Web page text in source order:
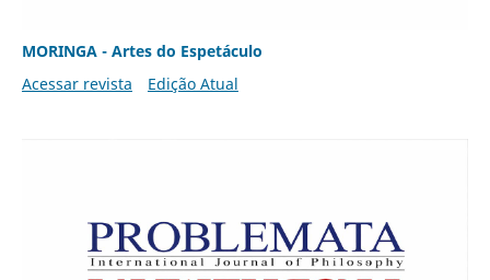
MORINGA - Artes do Espetáculo
Acessar revista
Edição Atual